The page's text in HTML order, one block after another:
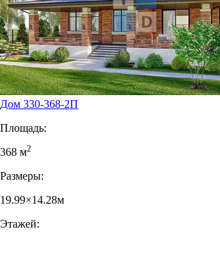
Дом 330-368-2П
Площадь:
368 м2
Размеры:
19.99×14.28м
Этажей: